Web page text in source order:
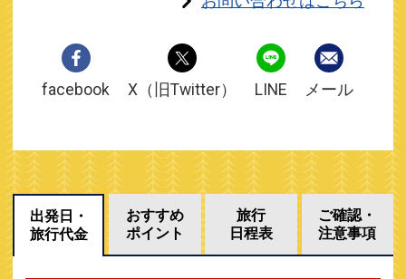
facebook X（旧Twitter） LINE メール
出発日・
旅行代金
おすすめ
ポイント
旅行
日程表
ご確認・
注意事項